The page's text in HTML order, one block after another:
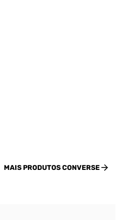
MAIS PRODUTOSCONVERSE